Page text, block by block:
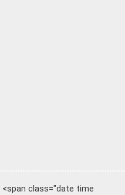
<span class="date time